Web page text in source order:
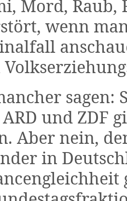
Mord, Raub,
wenn
sagen:
ARD und ZDF
Aber nein,
in